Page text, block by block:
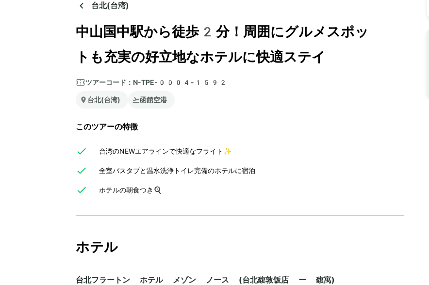
台北(台湾)
中山国中駅から徒歩2分！周囲にグルメスポッ
トも充実の好立地なホテルに快適ステイ
ツアーコード： N-TPE-0004-1592
台北(台湾) 函館空港
このツアーの特徴
台湾のNEWエアラインで快適なフライト✨
全室バスタブと温水洗浄トイレ完備のホテルに宿泊
ホテルの朝食つき🍳
ホテル
台北フラートン ホテル メゾン ノース (台北馥敦饭店 ー 馥寓)